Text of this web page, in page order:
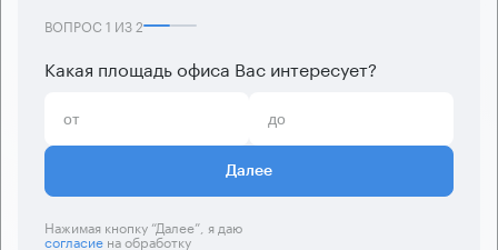
ВОПРОС 1 ИЗ2
Какая площадь офиса Вас интересует?
Далее
Нажимая кнопку “Далее”, я даю
согласиена обработку